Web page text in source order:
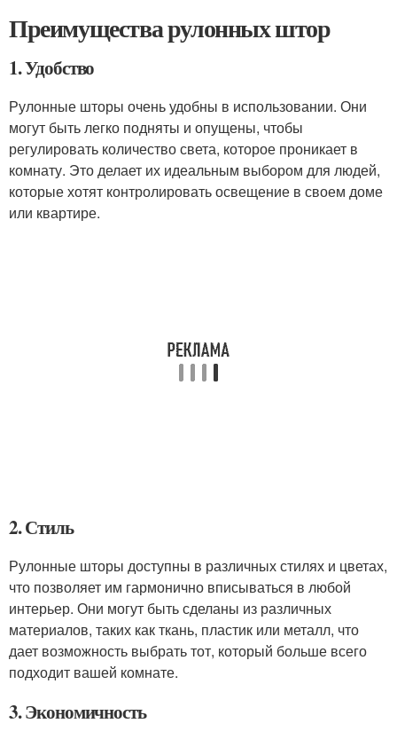
Преимущества рулонных штор
1. Удобство
Рулонные шторы очень удобны в использовании. Они
могут быть легко подняты и опущены, чтобы
регулировать количество света, которое проникает в
комнату. Это делает их идеальным выбором для людей,
которые хотят контролировать освещение в своем доме
или квартире.
2. Стиль
Рулонные шторы доступны в различных стилях и цветах,
что позволяет им гармонично вписываться в любой
интерьер. Они могут быть сделаны из различных
материалов, таких как ткань, пластик или металл, что
дает возможность выбрать тот, который больше всего
подходит вашей комнате.
3. Экономичность